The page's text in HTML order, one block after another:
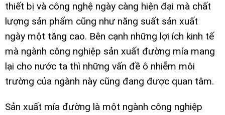
thiết bị và công nghệ ngày càng hiện đại mà chất
lượng sản phẩm cũng như năng suất sản xuất
ngày một tăng cao. Bên cạnh những lợi ích kinh tế
mà ngành công nghiệp sản xuất đường mía mang
lại cho nước ta thì những vấn đề ô nhiễm môi
trường của ngành này cũng đang được quan tâm.
Sản xuất mía đường là một ngành công nghiệp